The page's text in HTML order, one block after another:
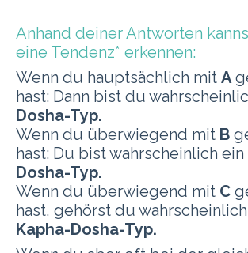
Anhand deiner Antworten
eine Tendenz* erkennen:
Wenn du hauptsächlich mit A
hast: Dann bist du
Dosha-Typ.
Wenn du überwiegend mit B
hast: Du bist wahrscheinlich ein
Dosha-Typ.
Wenn du überwiegend mit C
hast, gehörst du
Kapha-Dosha-Typ.